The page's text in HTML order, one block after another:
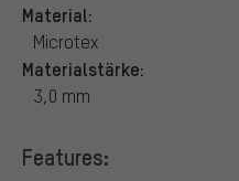
Material:
Microtex
Materialstärke:
3,0 mm
Features: